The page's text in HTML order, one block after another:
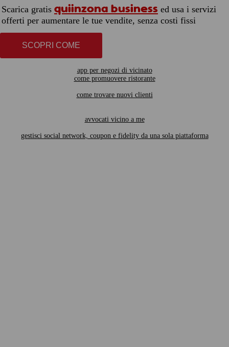
Scarica gratis quiinzona business ed usa i servizi
offerti per aumentare le tue vendite, senza costi fissi
SCOPRI COME
app per negozi di vicinato
come promuovere ristorante
come trovare nuovi clienti
avvocati vicino a me
gestisci social network, coupon e fidelity da una sola piattaforma